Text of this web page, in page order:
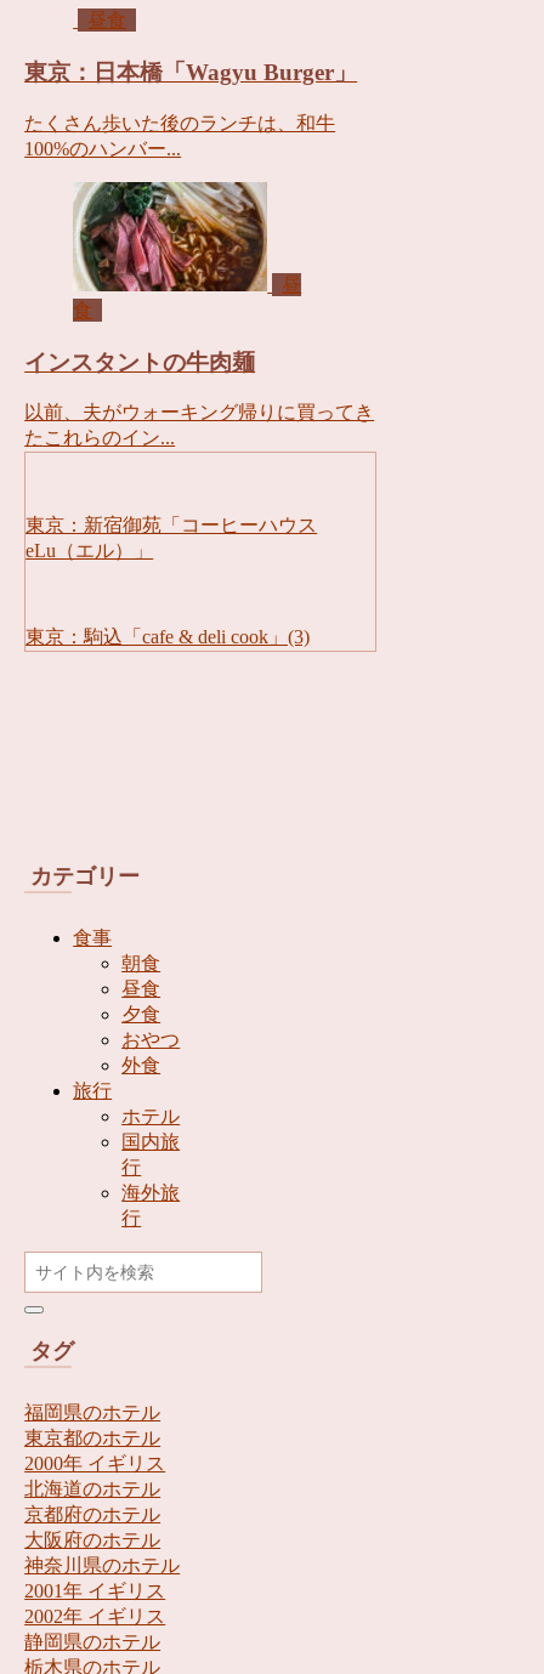
昼食
東京：日本橋「Wagyu Burger」
たくさん歩いた後のランチは、和牛
100%のハンバー...
昼
食
インスタントの牛肉麺
以前、夫がウォーキング帰りに買ってき
たこれらのイン...
東京：新宿御苑「コーヒーハウス
eLu（エル）」
東京：駒込「cafe & deli cook」(3)
カテゴリー
食事
朝食
昼食
夕食
おやつ
外食
旅行
ホテル
国内旅
行
海外旅
行
タグ
福岡県のホテル
東京都のホテル
2000年 イギリス
北海道のホテル
京都府のホテル
大阪府のホテル
神奈川県のホテル
2001年 イギリス
2002年 イギリス
静岡県のホテル
栃木県のホテル